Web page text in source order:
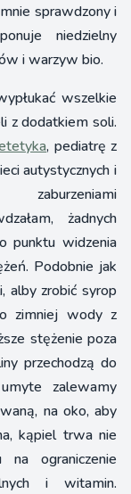
sprawdzony i
niedzielny
i warzyw bio.
wszelkie
z dodatkiem soli.
, pediatrę z
autystycznych i
żadnych
punktu widzenia
Podobnie jak
alby zrobić syrop
zimniej wody z
stężenie poza
przechodzą do
zalewamy
na oko, aby
kąpiel trwa nie
ograniczenie
i witamin.